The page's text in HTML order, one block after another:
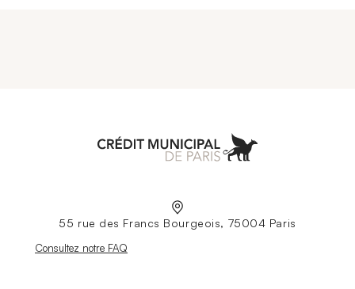
55 rue des Francs Bourgeois, 75004 Paris
Nouvelle fenêtre
Consultez notre FAQ